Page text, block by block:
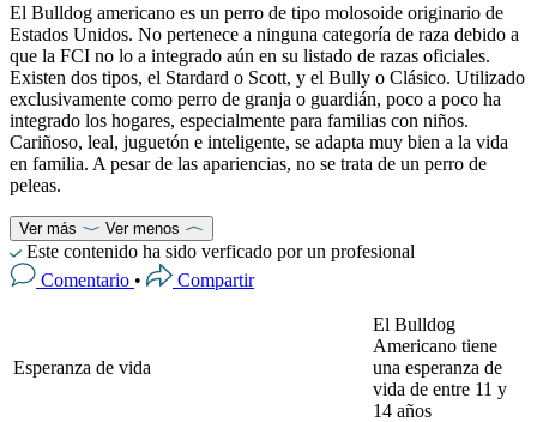
El Bulldog americano es un perro de tipo molosoide originario de
Estados Unidos. No pertenece a ninguna categoría de raza debido a
que la FCI no lo a integrado aún en su listado de razas oficiales.
Existen dos tipos, el Stardard o Scott, y el Bully o Clásico. Utilizado
exclusivamente como perro de granja o guardián, poco a poco ha
integrado los hogares, especialmente para familias con niños.
Cariñoso, leal, juguetón e inteligente, se adapta muy bien a la vida
en familia. A pesar de las apariencias, no se trata de un perro de
peleas.
Ver más Ver menos
Este contenido ha sido verficado por un profesional
Comentario • Compartir
Esperanza de vida
El Bulldog
Americano tiene
una esperanza de
vida de entre 11 y
14 años